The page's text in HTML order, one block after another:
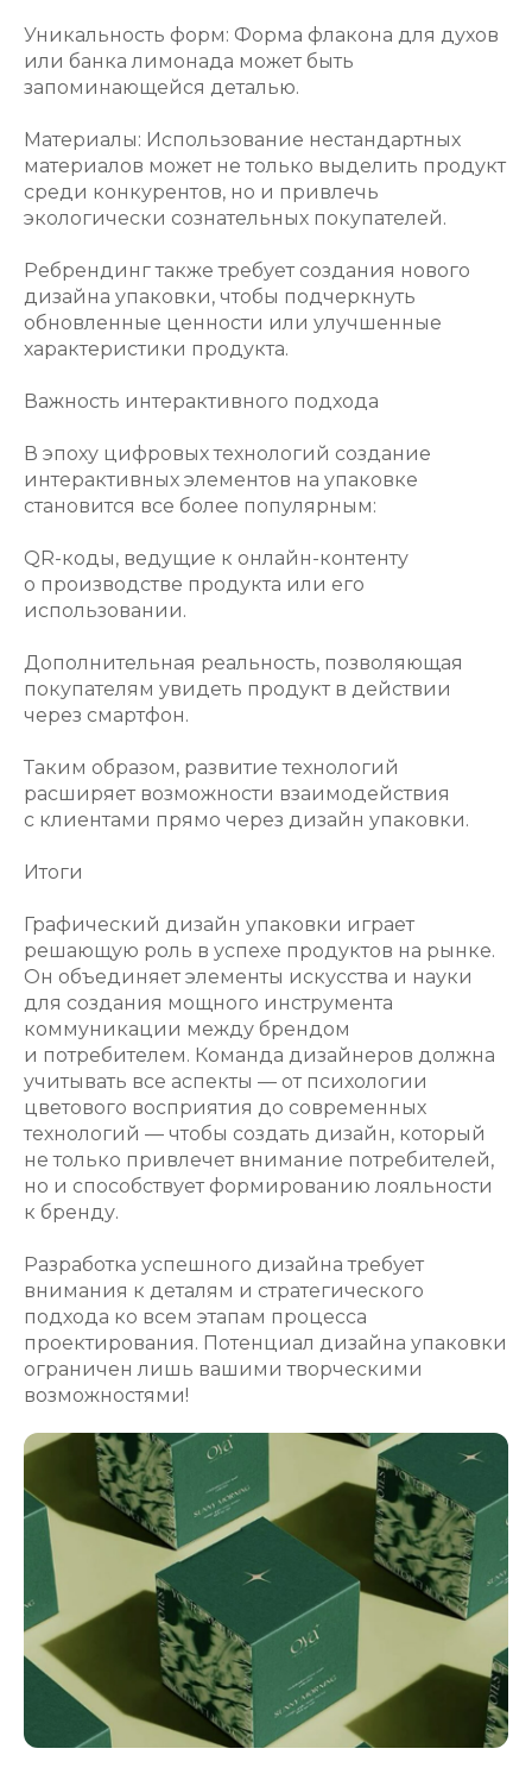
Уникальность форм: Форма флакона для духов
или банка лимонада может быть
запоминающейся деталью.
Материалы: Использование нестандартных
материалов может не только выделить продукт
среди конкурентов, но и привлечь
экологически сознательных покупателей.
Ребрендинг также требует создания нового
дизайна упаковки, чтобы подчеркнуть
обновленные ценности или улучшенные
характеристики продукта.
Важность интерактивного подхода
В эпоху цифровых технологий создание
интерактивных элементов на упаковке
становится все более популярным:
QR-коды, ведущие к онлайн-контенту
о производстве продукта или его
использовании.
Дополнительная реальность, позволяющая
покупателям увидеть продукт в действии
через смартфон.
Таким образом, развитие технологий
расширяет возможности взаимодействия
с клиентами прямо через дизайн упаковки.
Итоги
Графический дизайн упаковки играет
решающую роль в успехе продуктов на рынке.
Он объединяет элементы искусства и науки
для создания мощного инструмента
коммуникации между брендом
и потребителем. Команда дизайнеров должна
учитывать все аспекты — от психологии
цветового восприятия до современных
технологий — чтобы создать дизайн, который
не только привлечет внимание потребителей,
но и способствует формированию лояльности
к бренду.
Разработка успешного дизайна требует
внимания к деталям и стратегического
подхода ко всем этапам процесса
проектирования. Потенциал дизайна упаковки
ограничен лишь вашими творческими
возможностями!